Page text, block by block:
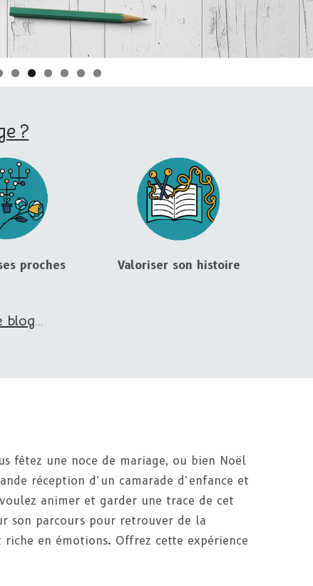
?
proches Valoriser son histoire
blog…
fêtez une noce de mariage, ou bien Noël
réception d’un camarade d’enfance et
animer et garder une trace de cet
son parcours pour retrouver de la
en émotions. Offrez cette expérience